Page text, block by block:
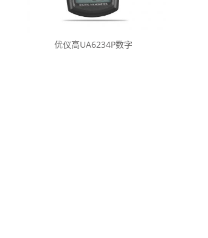
优仪高UA6234P数字